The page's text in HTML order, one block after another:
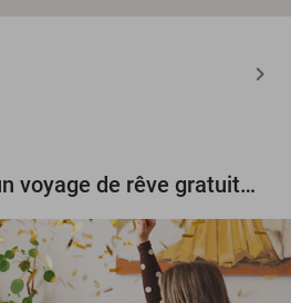
Tentez de gagner un voyage de rêve gratuit d'une valeur de 3.000 € !